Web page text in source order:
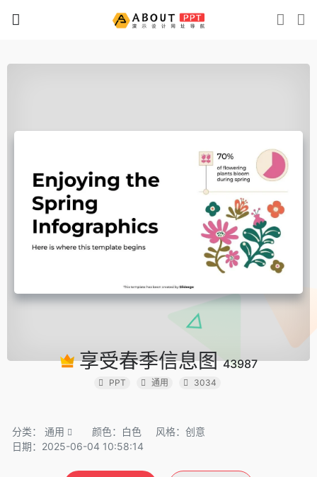
享受春季信息图43987
PPT 通用 3034
分类： 通用 颜色：白色
风格：创意
日期：2025-06-04 10:58:14